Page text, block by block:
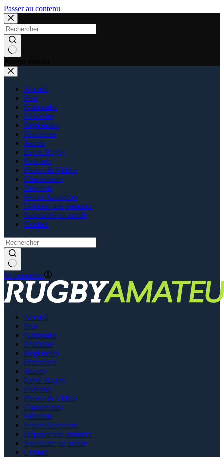
Passer au contenu
Accueil
Pros
Nationales
Fédérales
Régionales
Féminines
Jeunes
Esprit Rugby
Podcasts
Photos & Vidéos
Classements
Résultats
Petites Annonces
Déposer une annonce
Soumettre un article
Contact
Se connecter
Accueil
Pros
Nationales
Fédérales
Régionales
Féminines
Jeunes
Esprit Rugby
Podcasts
Photos & Vidéos
Classements
Résultats
Petites Annonces
Déposer une annonce
Soumettre un article
Contact